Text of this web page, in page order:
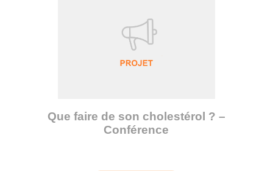
Que faire de son cholestérol ? –
Conférence